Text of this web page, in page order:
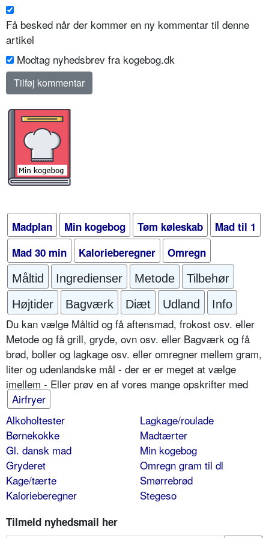
Få besked når der kommer en ny kommentar til denne
artikel
Modtag nyhedsbrev fra kogebog.dk
Madplan Min kogebog Tøm køleskab
Mad til 1
Mad 30 min
Kalorieberegner Omregn
Måltid Ingredienser Metode
Tilbehør
Højtider
Bagværk Diæt Udland Info
Du kan vælge Måltid og få aftensmad, frokost osv. eller
Metode og få grill, gryde, ovn osv. eller Bagværk og få
brød, boller og lagkage osv. eller omregner mellem gram,
liter og udenlandske mål - der er er meget at vælge
imellem - Eller prøv en af vores mange opskrifter med
Airfryer
Alkoholtester
Børnekokke
Gl. dansk mad
Gryderet
Kage/tærte
Kalorieberegner
Lagkage/roulade
Madtærter
Min kogebog
Omregn gram til dl
Smørrebrød
Stegeso
Tilmeld nyhedsmail her